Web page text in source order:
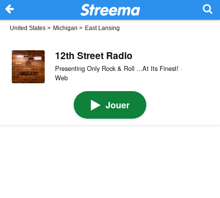
United States > Michigan > East Lansing
12th Street Radio
Presenting Only Rock & Roll ...At Its Finest! ·
Web
Jouer